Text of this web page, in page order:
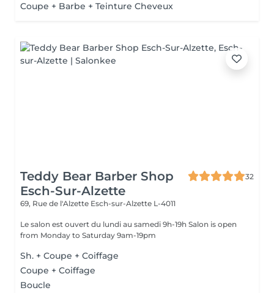
Coupe + Barbe + Teinture Cheveux
Teddy Bear Barber Shop
Esch-Sur-Alzette
32
69, Rue de l'Alzette Esch-sur-Alzette L-4011
Le salon est ouvert du lundi au samedi 9h-19h Salon is open
from Monday to Saturday 9am-19pm
Sh. + Coupe + Coiffage
Coupe + Coiffage
Boucle